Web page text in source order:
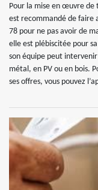
Pour la mise en œuvre de
est recommandé de faire
78 pour ne pas avoir de
elle est plébiscitée pour
son équipe peut
métal, en PV ou en bois.
ses offres, vous pouvez